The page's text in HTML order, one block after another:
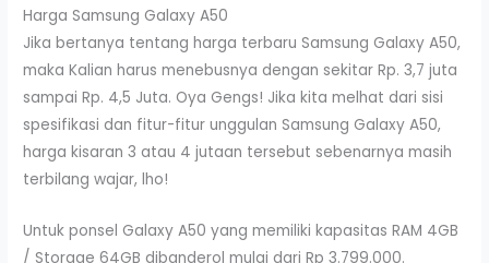
Harga Samsung Galaxy A50
Jika bertanya tentang harga terbaru Samsung Galaxy A50,
maka Kalian harus menebusnya dengan sekitar Rp. 3,7 juta
sampai Rp. 4,5 Juta. Oya Gengs! Jika kita melhat dari sisi
spesifikasi dan fitur-fitur unggulan Samsung Galaxy A50,
harga kisaran 3 atau 4 jutaan tersebut sebenarnya masih
terbilang wajar, lho!
Untuk ponsel Galaxy A50 yang memiliki kapasitas RAM 4GB
/ Storage 64GB dibanderol mulai dari Rp 3.799.000.